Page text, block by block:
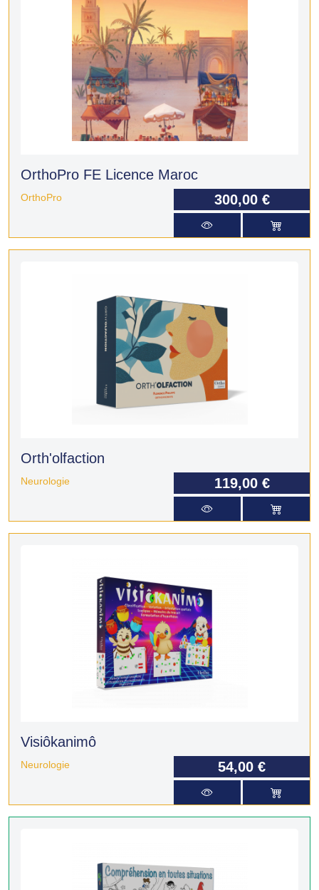
OrthoPro FE Licence Maroc
OrthoPro 300,00 €
Orth'olfaction
Neurologie 119,00 €
Visiôkanimô
Neurologie 54,00 €